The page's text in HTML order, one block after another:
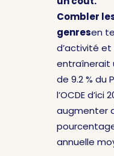
Combler
genresen
d’activité
entraînerait
de 9.2 % du
l’OCDE
augmenter
annuelle